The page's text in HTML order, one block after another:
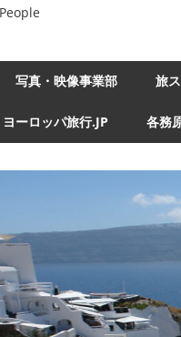
写真・映像事業部 旅
ヨーロッパ旅行.JP 各務